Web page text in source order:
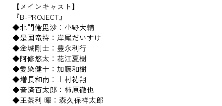
【メインキャスト】
『B-PROJECT』
◆北門倫毘沙：小野大輔
◆是国竜持：岸尾だいすけ
◆金城剛士：豊永利行
◆阿修悠太：花江夏樹
◆愛染健十：加藤和樹
◆増長和南：上村祐翔
◆音済百太郎：柿原徹也
◆王茶利 暉：森久保祥太郎